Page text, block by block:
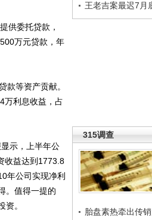
王老吉案最迟7月
315调查
胎盘素热牵出传
供委托贷款，
万元贷款，年
等资产贡献。
万利息收益，占
示，上半年公
收益达到1773.8
年公司实现净利
。值得一提的
。